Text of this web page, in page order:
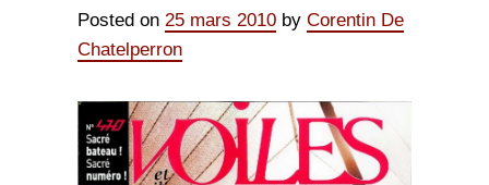
Posted on 25 mars 2010 by Corentin De
Chatelperron